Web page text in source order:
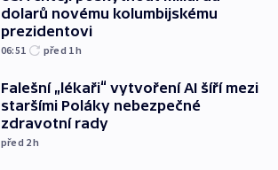
dolarů novému kolumbijskému
prezidentovi
06:51 před 1h
Falešní „lékaři“ vytvoření AI šíří mezi
staršími Poláky nebezpečné
zdravotní rady
před 2h